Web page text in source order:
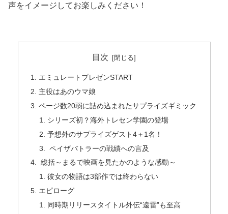
声をイメージしてお楽しみください！
目次
エミュレートプレゼンSTART
主役はあのウマ娘
ページ数20弱に詰め込まれたサプライズギミック
シリーズ初？海外トレセン学園の登場
予想外のサプライズゲスト4＋1名！
ペイザバトラーの戦績への言及
総括～まるで映画を見たかのような感動～
彼女の物語は3部作では終わらない
エピローグ
同時期リリースタイトル外伝“遠雷”も至高